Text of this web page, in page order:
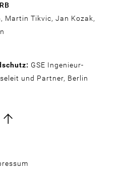
Martin Tikvic, Jan Kozak,
GSE Ingenieur-
und Partner, Berlin